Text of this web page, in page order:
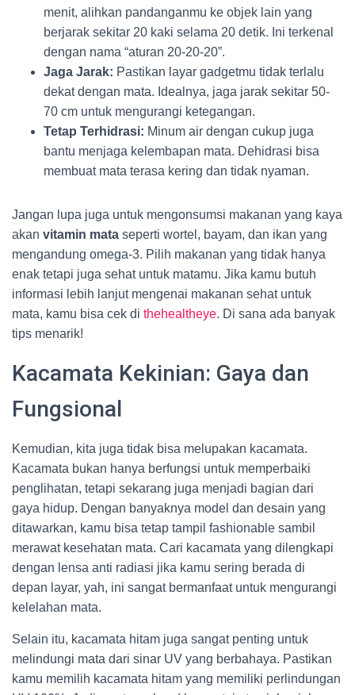
menit, alihkan pandanganmu ke objek lain yang
berjarak sekitar 20 kaki selama 20 detik. Ini terkenal
dengan nama “aturan 20-20-20”.
Jaga Jarak: Pastikan layar gadgetmu tidak terlalu
dekat dengan mata. Idealnya, jaga jarak sekitar 50-
70 cm untuk mengurangi ketegangan.
Tetap Terhidrasi: Minum air dengan cukup juga
bantu menjaga kelembapan mata. Dehidrasi bisa
membuat mata terasa kering dan tidak nyaman.
Jangan lupa juga untuk mengonsumsi makanan yang kaya
akan vitamin mata seperti wortel, bayam, dan ikan yang
mengandung omega-3. Pilih makanan yang tidak hanya
enak tetapi juga sehat untuk matamu. Jika kamu butuh
informasi lebih lanjut mengenai makanan sehat untuk
mata, kamu bisa cek di thehealtheye. Di sana ada banyak
tips menarik!
Kacamata Kekinian: Gaya dan
Fungsional
Kemudian, kita juga tidak bisa melupakan kacamata.
Kacamata bukan hanya berfungsi untuk memperbaiki
penglihatan, tetapi sekarang juga menjadi bagian dari
gaya hidup. Dengan banyaknya model dan desain yang
ditawarkan, kamu bisa tetap tampil fashionable sambil
merawat kesehatan mata. Cari kacamata yang dilengkapi
dengan lensa anti radiasi jika kamu sering berada di
depan layar, yah, ini sangat bermanfaat untuk mengurangi
kelelahan mata.
Selain itu, kacamata hitam juga sangat penting untuk
melindungi mata dari sinar UV yang berbahaya. Pastikan
kamu memilih kacamata hitam yang memiliki perlindungan